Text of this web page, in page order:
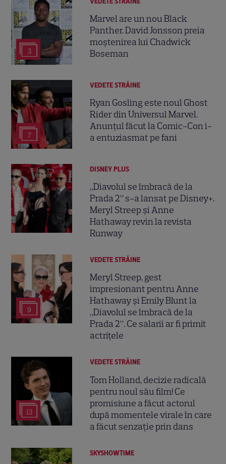
3
Marvel are un nou Black
Panther. David Jonsson preia
moștenirea lui Chadwick
Boseman
7
VEDETE STRĂINE
Ryan Gosling este noul Ghost
Rider din Universul Marvel.
Anunțul făcut la Comic-Con i-
a entuziasmat pe fani
DISNEY PLUS
„Diavolul se îmbracă de la
Prada 2” s-a lansat pe Disney+.
Meryl Streep și Anne
Hathaway revin la revista
Runway
9
VEDETE STRĂINE
Meryl Streep, gest
impresionant pentru Anne
Hathaway și Emily Blunt la
„Diavolul se îmbracă de la
Prada 2”. Ce salarii ar fi primit
actrițele
13
VEDETE STRĂINE
Tom Holland, decizie radicală
pentru noul său film! Ce
promisiune a făcut actorul
după momentele virale în care
a făcut senzație prin dans
SKYSHOWTIME